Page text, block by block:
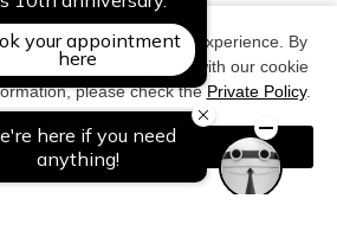
KANKO CO,Ltd.
to improve your user experience. By
you have agreed with our cookie
please check thePrivate Policy.
Agree